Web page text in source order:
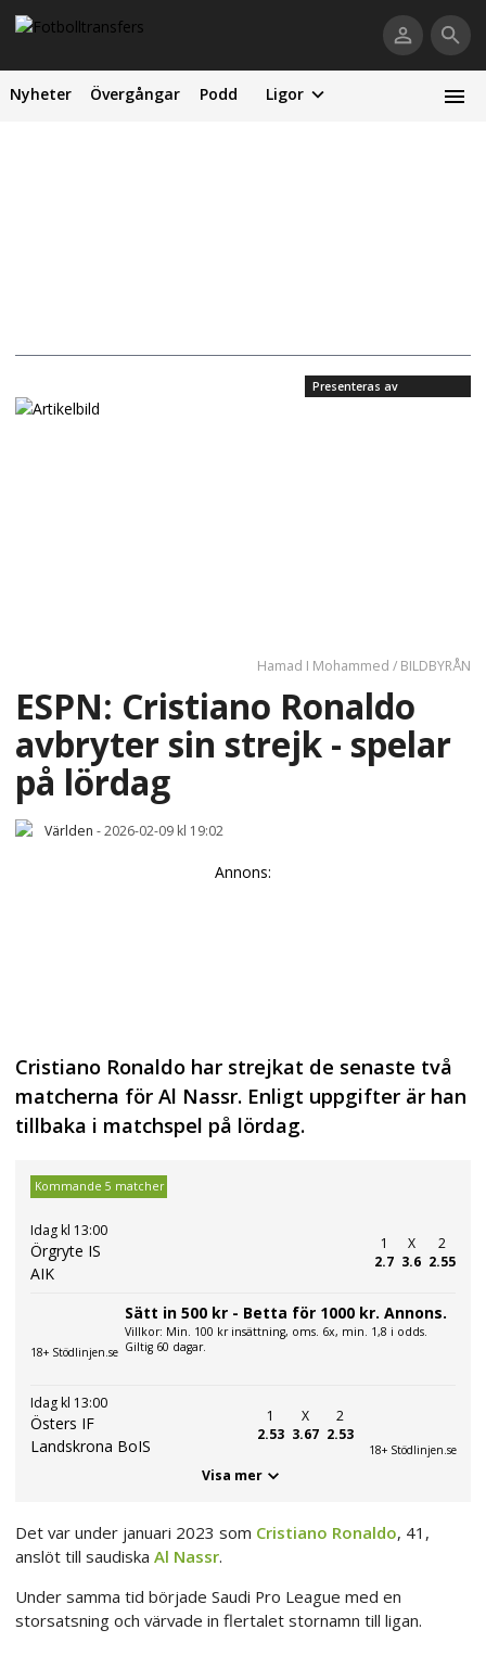
Nyheter Övergångar Podd Ligor
Presenteras av
Hamad I Mohammed / BILDBYRÅN
ESPN: Cristiano Ronaldo
avbryter sin strejk - spelar
på lördag
Världen -2026-02-09 kl 19:02
Annons:
Cristiano Ronaldo har strejkat de senaste två
matcherna för Al Nassr. Enligt uppgifter är han
tillbaka i matchspel på lördag.
Kommande 5 matcher
Idag kl 13:00
Örgryte IS
AIK
1
2.7
X
3.6
2
2.55
18+ Stödlinjen.se
Sätt in 500 kr - Betta för 1000 kr. Annons.
Villkor: Min. 100 kr insättning, oms. 6x, min. 1,8 i odds.
Giltig 60 dagar.
Idag kl 13:00
Östers IF
Landskrona BoIS
1
2.53
X
3.67
2
2.53
18+ Stödlinjen.se
Visa mer
Det var under januari 2023 som Cristiano Ronaldo, 41,
anslöt till saudiska Al Nassr.
Under samma tid började Saudi Pro League med en
storsatsning och värvade in flertalet stornamn till ligan.